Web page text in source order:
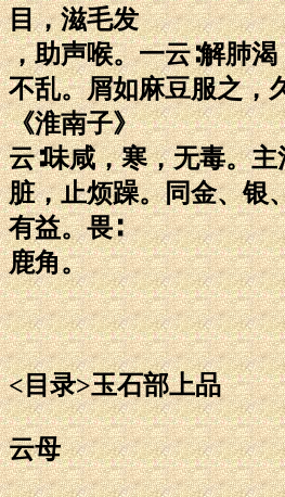
目，滋毛发
，助声喉。一云∶解肺
不乱。屑如麻豆服之，
《淮南子》
云∶味咸，寒，无毒。
脏，止烦躁。同金、银
有益。畏∶
鹿角。
<目录>玉石部上品
云母